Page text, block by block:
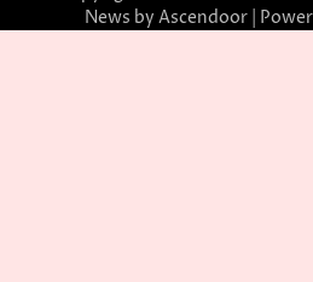
News by Ascendoor|